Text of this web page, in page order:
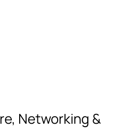
Networking &